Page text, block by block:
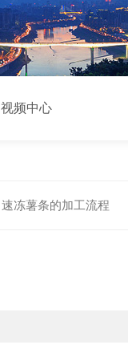
视频中心
速冻薯条的加工流程